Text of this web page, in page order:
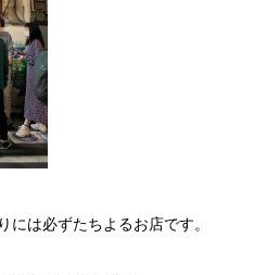
には必ずたちよるお店です。